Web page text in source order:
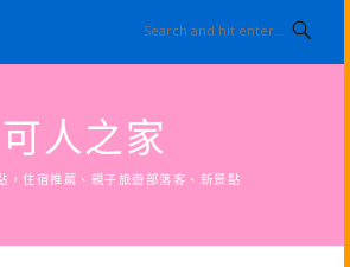
可人之家
，住宿推薦、親子旅遊部落客、新景點